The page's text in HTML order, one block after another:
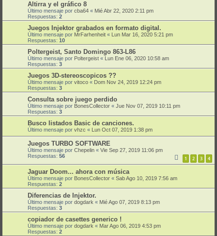
Altirra y el gráfico 8
Último mensaje por cba64 « Mié Abr 22, 2020 2:11 pm
Respuestas: 2
Juegos Injektor grabados en formato digital.
Último mensaje por MrFarhenheit « Lun Mar 16, 2020 5:21 pm
Respuestas: 10
Poltergeist, Santo Domingo 863-L86
Último mensaje por Poltergeist « Lun Ene 06, 2020 10:58 am
Respuestas: 3
Juegos 3D-stereoscopicos ??
Último mensaje por vitoco « Dom Nov 24, 2019 12:24 pm
Respuestas: 3
Consulta sobre juego perdido
Último mensaje por BonesCollector « Jue Nov 07, 2019 10:11 pm
Respuestas: 3
Busco listados Basic de canciones.
Último mensaje por vhzc « Lun Oct 07, 2019 1:38 pm
Juegos TURBO SOFTWARE
Último mensaje por Chepelin « Vie Sep 27, 2019 11:06 pm
Respuestas: 56 1 2 3 4
Jaguar Doom... ahora con música
Último mensaje por BonesCollector « Sab Ago 10, 2019 7:56 am
Respuestas: 2
Diferencias de Injektor.
Último mensaje por dogdark « Mié Ago 07, 2019 8:13 pm
Respuestas: 3
copiador de casettes generico !
Último mensaje por dogdark « Mar Ago 06, 2019 4:53 pm
Respuestas: 2